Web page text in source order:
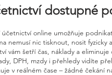
dostupné
účetnictví online umožňuje
nemusí nic tisknout, nosit fyzicky
vám šetří čas, náklady a
DPH, mzdy i přehledy vidíte
v reálném čase – žádné čekání